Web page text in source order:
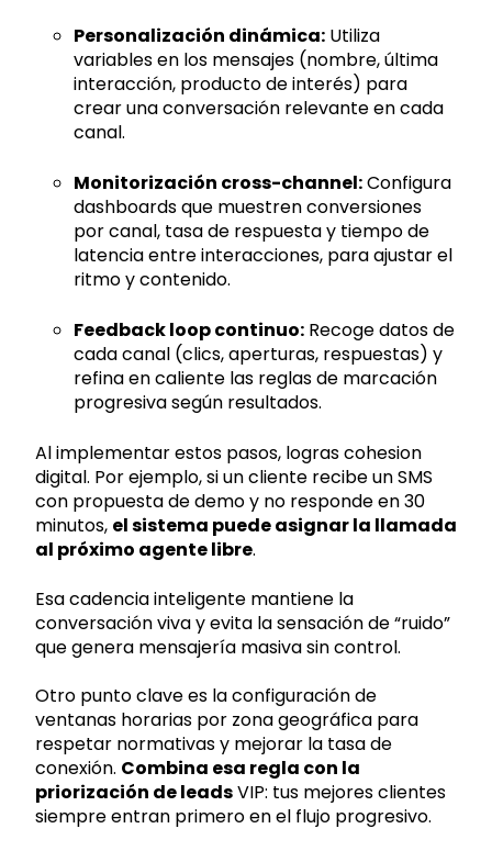
Personalización dinámica: Utiliza
variables en los mensajes (nombre, última
interacción, producto de interés) para
crear una conversación relevante en cada
canal.
Monitorización cross-channel:Configura
dashboards que muestren conversiones
por canal, tasa de respuesta y tiempo de
latencia entre interacciones, para ajustar el
ritmo y contenido.
Feedback loop continuo: Recoge datos de
cada canal (clics, aperturas, respuestas) y
refina en caliente las reglas de marcación
progresiva según resultados.
Al implementar estos pasos, logras cohesion
digital. Por ejemplo, si un cliente recibe un SMS
con propuesta de demo y no responde en 30
minutos, el sistema puede asignar la llamada
al próximo agente libre.
Esa cadencia inteligente mantiene la
conversación viva y evita la sensación de “ruido”
que genera mensajería masiva sin control.
Otro punto clave es la configuración de
ventanas horarias por zona geográfica para
respetar normativas y mejorar la tasa de
conexión. Combina esa regla con la
priorización de leadsVIP: tus mejores clientes
siempre entran primero en el flujo progresivo.